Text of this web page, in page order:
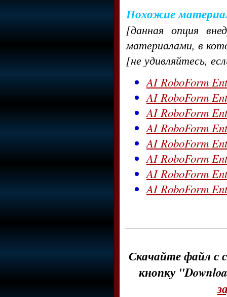
Похожие
[данная опция
материалами, в
[не удивляйтесь,
AI RoboForm
AI RoboForm
AI RoboForm
AI RoboForm
AI RoboForm
AI RoboForm
AI RoboForm
AI RoboForm
Скачайте файл с
кнопку